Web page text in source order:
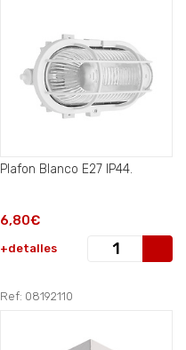
Plafon Blanco E27 IP44.
6,80€
+detalles
Ref: 08192110